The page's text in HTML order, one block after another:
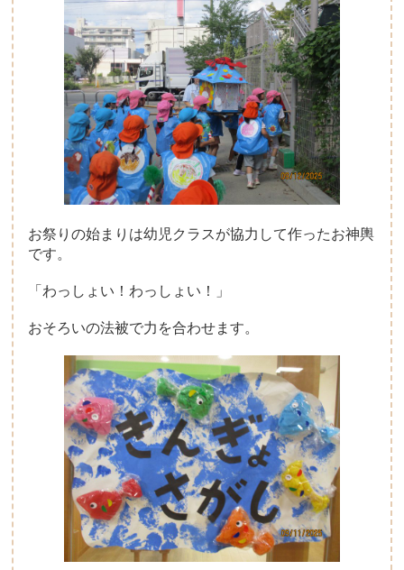
お祭りの始まりは幼児クラスが協力して作ったお神輿
です。
「わっしょい！わっしょい！」
おそろいの法被で力を合わせます。